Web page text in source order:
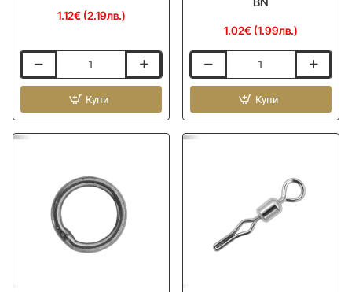
1.12€ (2.19лв.)
GURZA
Ring
BK
Купи
1.02€ (1.99лв.)
GURZA
Ring
L
Купи